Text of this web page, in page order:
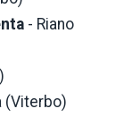
- Riano
(Viterbo)